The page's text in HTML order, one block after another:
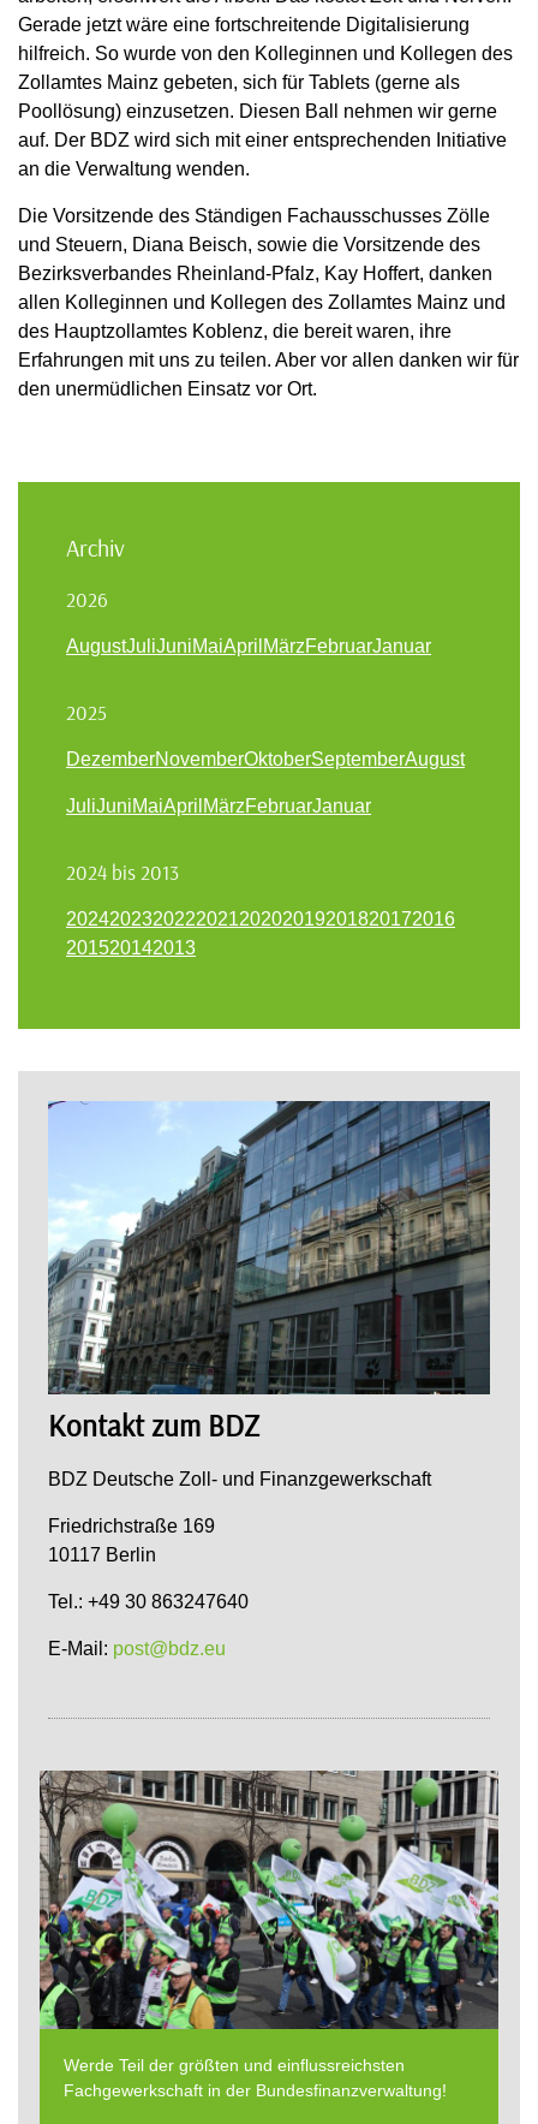
Gerade jetzt wäre eine fortschreitende Digitalisierung
hilfreich. So wurde von den Kolleginnen und Kollegen des
Zollamtes Mainz gebeten, sich für Tablets (gerne als
Poollösung) einzusetzen. Diesen Ball nehmen wir gerne
auf. Der BDZ wird sich mit einer entsprechenden Initiative
an die Verwaltung wenden.
Die Vorsitzende des Ständigen Fachausschusses Zölle
und Steuern, Diana Beisch, sowie die Vorsitzende des
Bezirksverbandes Rheinland-Pfalz, Kay Hoffert, danken
allen Kolleginnen und Kollegen des Zollamtes Mainz und
des Hauptzollamtes Koblenz, die bereit waren, ihre
Erfahrungen mit uns zu teilen. Aber vor allen danken wir für
den unermüdlichen Einsatz vor Ort.
Archiv
2026
AugustJuliJuniMaiApril MärzFebruarJanuar
2025
DezemberNovemberOktoberSeptemberAugust
JuliJuniMaiApril MärzFebruarJanuar
2024 bis 2013
202420232022202120202019201820172016
201520142013
Kontakt zum BDZ
BDZ Deutsche Zoll- und Finanzgewerkschaft
Friedrichstraße 169
10117 Berlin
Tel.: +49 30 863247640
E-Mail: post@bdz.eu
Werde Teil der größten und einflussreichsten
Fachgewerkschaft in der Bundesfinanzverwaltung!